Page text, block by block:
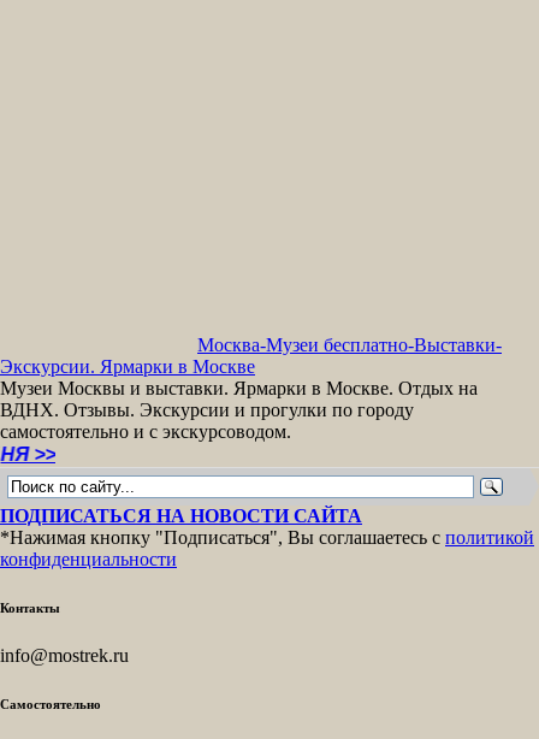
Москва-Музеи бесплатно-Выставки-
Экскурсии. Ярмарки в Москве
Музеи Москвы и выставки. Ярмарки в Москве. Отдых на
ВДНХ. Отзывы. Экскурсии и прогулки по городу
самостоятельно и с экскурсоводом.
ПОДПИСАТЬСЯ НА НОВОСТИ САЙТА
*Нажимая кнопку "Подписаться", Вы соглашаетесь с политикой
конфиденциальности
Контакты
info@mostrek.ru
Самостоятельно